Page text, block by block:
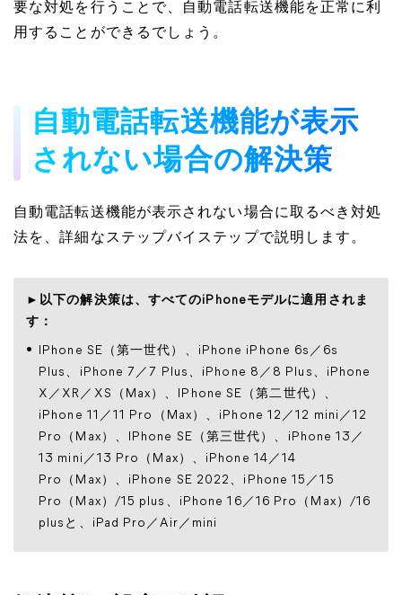
要な対処を行うことで、自動電話転送機能を正常に利
用することができるでしょう。
自動電話転送機能が表示
されない場合の解決策
自動電話転送機能が表示されない場合に取るべき対処
法を、詳細なステップバイステップで説明します。
►以下の解決策は、すべてのiPhoneモデルに適用されま
す：
IPhone SE（第一世代）、iPhone iPhone 6s／6s
Plus、iPhone 7／7 Plus、iPhone 8／8 Plus、iPhone
X／XR／XS（Max）、IPhone SE（第二世代）、
iPhone 11／11 Pro（Max）、iPhone 12／12 mini／12
Pro（Max）、IPhone SE（第三世代）、iPhone 13／
13 mini／13 Pro（Max）、iPhone 14／14
Pro（Max）、iPhone SE 2022、iPhone 15／15
Pro（Max）/15 plus、iPhone 16／16 Pro（Max）/16
plusと、iPad Pro／Air／mini